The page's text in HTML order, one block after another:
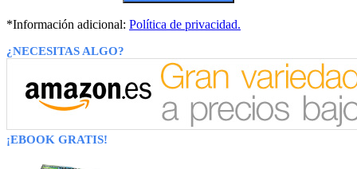
*Información adicional: Política de privacidad.
¿NECESITAS ALGO?
¡EBOOK GRATIS!